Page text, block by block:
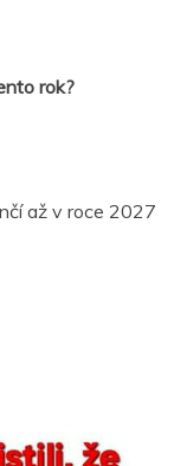
rok?
až v roce 2027